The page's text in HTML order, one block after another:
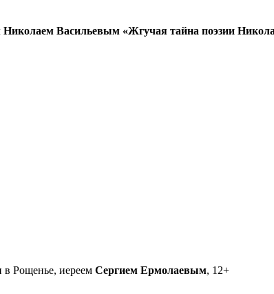
Николаем Васильевым «Жгучая тайна поэзии
в Рощенье, иереем Сергием Ермолаевым, 12+